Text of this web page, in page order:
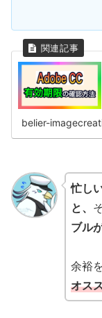
belier-
忙し
と、
ブル
余裕
オス